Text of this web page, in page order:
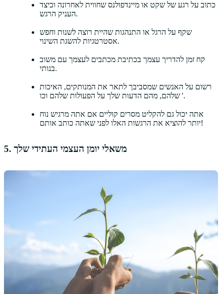
כתוב על רגע של שקט או מיינדפולנס שחווית לאחרונה וכיצד
העניק הרגש.
שקף על הרגל או התנהגות שהיית רוצה לשנות וחפש
אסטרטגיות להשגת השינוי.
קח זמן להדריך עצמך בכתיבת מכתבים לעצמך עם משוב
בנותי.
רשום על האנשים שמסביבך לתאר את המנותקים, האיכות
שלהם, מהם הדעות שלך על הפעולות שלהם וכו '.
אתה יכול גם להקליט מסרים קוליים אם אתה מרגיש נוח
יותר להוציא את הרגשות האלו לפני שאתה כותב אותם!
5. משאלי יומן העצמי העתידי שלך